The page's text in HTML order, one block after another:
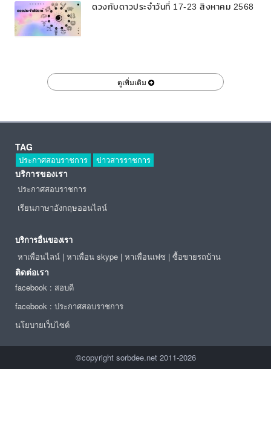
ดวงกับดาวประจำวันที่ 17-23 สิงหาคม 2568
ดูเพิ่มเติม
TAG
ประกาศสอบราชการ ข่าวสารราชการ
บริการของเรา
ประกาศสอบราชการ
เรียนภาษาอังกฤษออนไลน์
บริการอื่นของเรา
หาเพื่อนไลน์ | หาเพื่อน skype | หาเพื่อนเฟซ | ซื้อขายรถบ้าน
ติดต่อเรา
facebook : สอบดี
facebook : ประกาศสอบราชการ
นโยบายเว็บไซต์
©copyright sorbdee.net 2011-2026